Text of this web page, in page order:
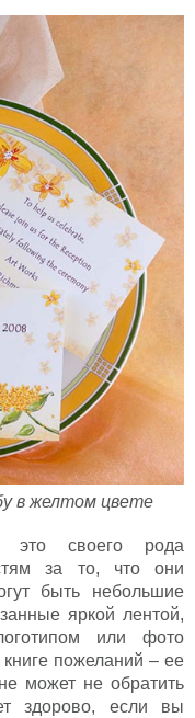
в желтом цвете
это своего рода
за то, что они
быть небольшие
яркой лентой,
или фото
пожеланий – ее
может не обратить
здорово, если вы